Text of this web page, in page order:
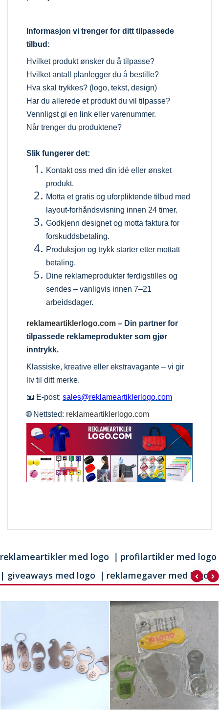
Informasjon vi trenger for ditt tilpassede
tilbud:
Hvilket produkt ønsker du å tilpasse?
Hvilket antall planlegger du å bestille?
Hva skal trykkes? (logo, tekst, design)
Har du allerede et produkt du vil tilpasse?
Vennligst gi en link eller varenummer.
Når trenger du produktene?
Slik fungerer det:
Kontakt oss med din idé eller ønsket
produkt.
Motta et gratis og uforpliktende tilbud med
layout-forhåndsvisning innen 24 timer.
Godkjenn designet og motta faktura for
forskuddsbetaling.
Produksjon og trykk starter etter mottatt
betaling.
Dine reklameprodukter ferdigstilles og
sendes – vanligvis innen 7–21
arbeidsdager.
reklameartiklerlogo.com – Din partner for
tilpassede reklameprodukter som gjør
inntrykk.
Klassiske, kreative eller ekstravagante – vi gir
liv til ditt merke.
📧 E-post:sales@reklameartiklerlogo.com
🌐 Nettsted: reklameartiklerlogo.com
reklameartikler med logo ｜profilartikler med logo
| giveaways med logo ｜reklamegaver med logo